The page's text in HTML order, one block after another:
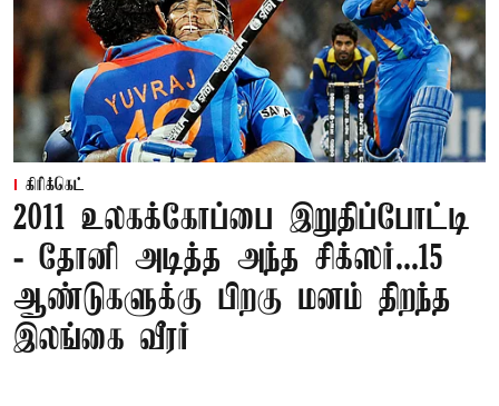
கிரிக்கெட்
2011 உலகக்கோப்பை இறுதிப்போட்டி
- தோனி அடித்த அந்த சிக்ஸர்...15
ஆண்டுகளுக்கு பிறகு மனம் திறந்த
இலங்கை வீரர்